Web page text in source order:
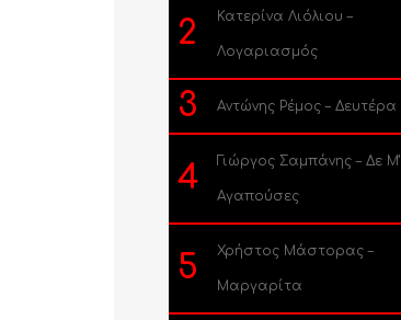
2 Κατερίνα Λιόλιου –
Λογαριασμός
3 Αντώνης Ρέμος – Δευτέρα
4 Γιώργος Σαμπάνης – Δε Μ’
Αγαπούσες
5 Χρήστος Μάστορας –
Μαργαρίτα